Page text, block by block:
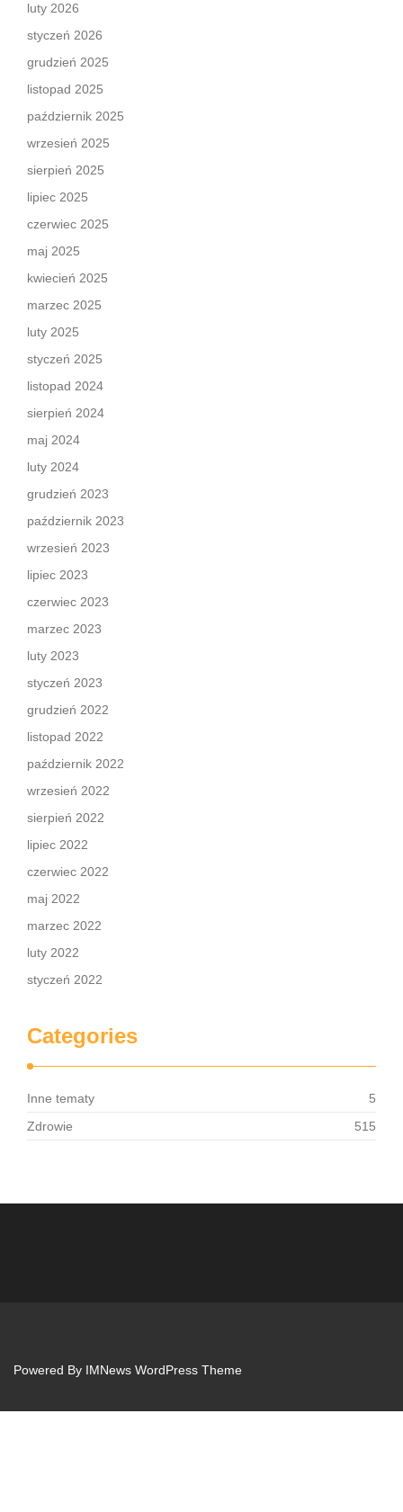
luty 2026
styczeń 2026
grudzień 2025
listopad 2025
październik 2025
wrzesień 2025
sierpień 2025
lipiec 2025
czerwiec 2025
maj 2025
kwiecień 2025
marzec 2025
luty 2025
styczeń 2025
listopad 2024
sierpień 2024
maj 2024
luty 2024
grudzień 2023
październik 2023
wrzesień 2023
lipiec 2023
czerwiec 2023
marzec 2023
luty 2023
styczeń 2023
grudzień 2022
listopad 2022
październik 2022
wrzesień 2022
sierpień 2022
lipiec 2022
czerwiec 2022
maj 2022
marzec 2022
luty 2022
styczeń 2022
Categories
Inne tematy
5
Zdrowie
515
Powered By IMNews WordPress Theme